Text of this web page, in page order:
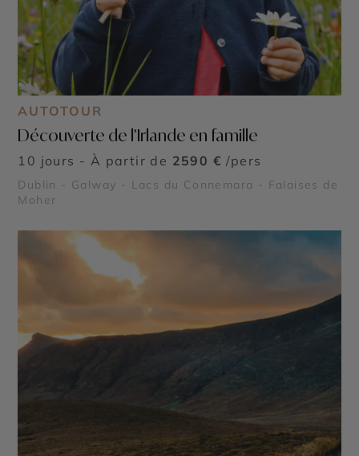
AUTOTOUR
Découverte de l’Irlande en famille
10 jours - À partir de 2590 € /pers
Dublin - Galway - Lacs du Connemara - Falaises de
Moher